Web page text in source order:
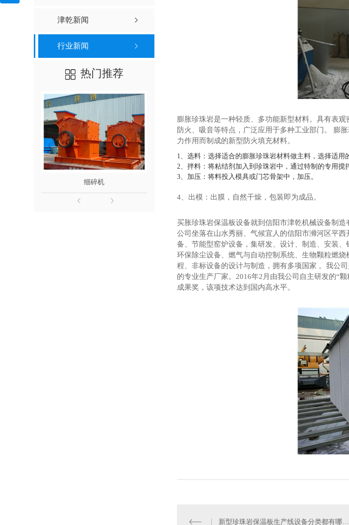
津乾新闻
行业新闻
热门推荐
细碎机 信阳环保工厂三方位转向皮带机廊道桥 信阳工业园生
膨胀珍珠岩是一种轻质、多功能新型材料。具有表
防火、吸音等特点，广泛应用于多种工业部门。 膨
力作用而制成的新型防火填充材料。
1、选料：选择适合的膨胀珍珠岩材料做主料，选择适用
2、拌料：将粘结剂加入到珍珠岩中，通过特制的专用搅
3、加压：将料投入模具或门芯骨架中，加压。
4、出模：出膜，自然干燥，包装即为成品。
买胀珍珠岩保温板设备就到信阳市津乾机械设备制造
公司坐落在山水秀丽、气候宜人的信阳市浉河区平
备、节能型窑炉设备，集研发、设计、制造、安装
环保除尘设备、燃气与自动控制系统、生物颗粒燃
程、非标设备的设计与制造，拥有多项国家 。我公
的专业生产厂家。2016年2月由我公司自主研发的“
成果奖，该项技术达到国内高水平。
新型珍珠岩保温板生产线设备分类都有哪些呢？